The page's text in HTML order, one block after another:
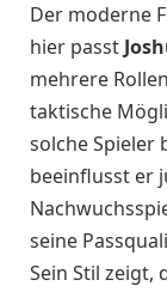
Der moderne
hier passt
mehrere
taktische
solche Spieler
beeinflusst er
seine
Sein Stil zeigt,